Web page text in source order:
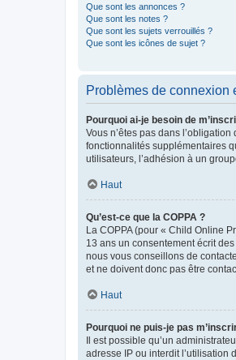
Que sont les annonces ?
Que sont les notes ?
Que sont les sujets verrouillés ?
Que sont les icônes de sujet ?
Problèmes de connexion
Pourquoi ai-je besoin de
Vous n’êtes pas dans
fonctionnalités supplémentaires
utilisateurs, l’adhésion à un
Haut
Qu’est-ce que la COPPA ?
La COPPA (pour « Child Online
13 ans un consentement écrit
nous vous conseillons de
et ne doivent donc pas être
Haut
Pourquoi ne puis-je pas
Il est possible qu’un
adresse IP ou interdit l’utilisation